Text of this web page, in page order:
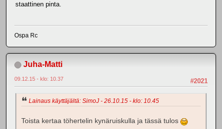
staattinen pinta.
Ospa Rc
Juha-Matti
#2021
09.12.15 - klo: 10.37
Lainaus käyttäjältä: SimoJ - 26.10.15 - klo: 10.45
Toista kertaa töhertelin kynäruiskulla ja tässä tulos